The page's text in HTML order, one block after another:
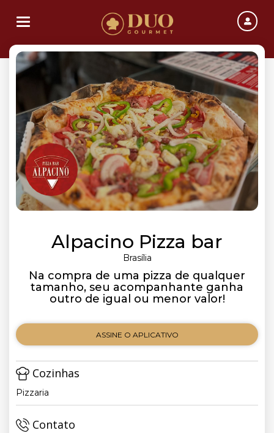
Toggle navigation
Alpacino Pizza bar
Brasília
Na compra de uma pizza de qualquer
tamanho, seu acompanhante ganha
outro de igual ou menor valor!
ASSINE O APLICATIVO
Cozinhas
Pizzaria
Contato